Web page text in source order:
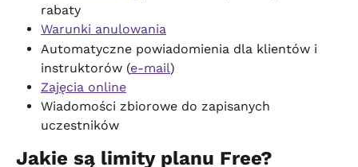
rabaty
Warunki anulowania
Automatyczne powiadomienia dla klientów i
instruktorów (e-mail)
Zajęcia online
Wiadomości zbiorowe do zapisanych
uczestników
Jakie są limity planu Free?